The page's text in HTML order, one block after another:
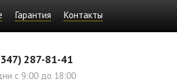
Гарантия Контакты
287-81-41
с 9:00 до 18:00